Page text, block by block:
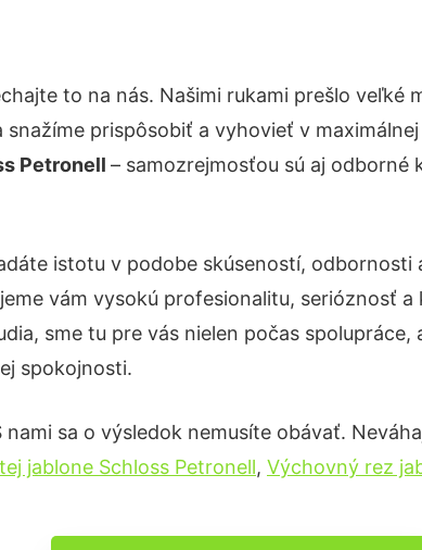
to na nás. Našimi rukami prešlo
prispôsobiť a vyhovieť v
Petronell – samozrejmosťou sú aj
istotu v podobe skúseností, odbornosti
vám vysokú profesionalitu, serióznosť
sme tu pre vás nielen počas
spokojnosti.
nami sa o výsledok nemusíte obávať.
jablone Schloss Petronell, Výchovný rez